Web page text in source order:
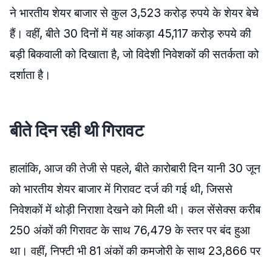
ने भारतीय शेयर बाजार से कुल 3,523 करोड़ रुपये के शेयर बेचे
हैं। वहीं, बीते 30 दिनों में यह आंकड़ा 45,117 करोड़ रुपये की
बड़ी बिकवाली को दिखाता है, जो विदेशी निवेशकों की सतर्कता को
दर्शाता है।
बीते दिन रही थी गिरावट
हालांकि, आज की तेजी से पहले, बीते कारोबारी दिन यानी 30 जून
को भारतीय शेयर बाजार में गिरावट दर्ज की गई थी, जिससे
निवेशकों में थोड़ी निराशा देखने को मिली थी। कल सेंसेक्स करीब
250 अंकों की गिरावट के साथ 76,479 के स्तर पर बंद हुआ
था। वहीं, निफ्टी भी 81 अंकों की कमजोरी के साथ 23,866 पर